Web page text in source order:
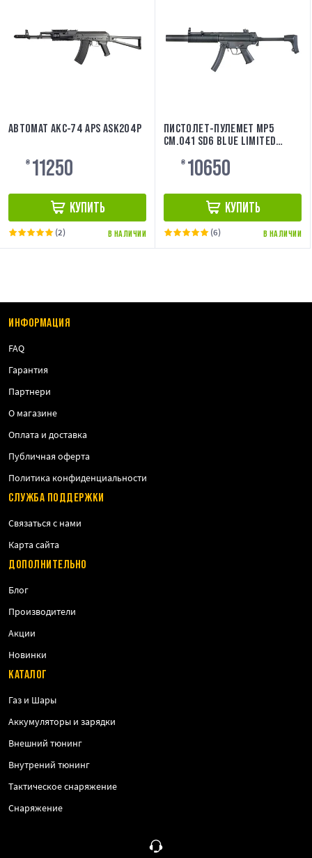
АВТОМАТ АКС-74 APS ASK204P
₴ 11250
КУПИТЬ
В НАЛИЧИИ
(2)
ПИСТОЛЕТ-ПУЛЕМЕТ MP5
CM.041 SD6 BLUE LIMITED
₴ 10650
КУПИТЬ
В НАЛИЧИИ
(6)
ИНФОРМАЦИЯ
FAQ
Гарантия
Партнери
О магазине
Оплата и доставка
Публичная оферта
Политика конфиденциальности
СЛУЖБА ПОДДЕРЖКИ
Связаться с нами
Карта сайта
ДОПОЛНИТЕЛЬНО
Блог
Производители
Акции
Новинки
КАТАЛОГ
Газ и Шары
Аккумуляторы и зарядки
Внешний тюнинг
Внутрений тюнинг
Тактическое снаряжение
Снаряжение